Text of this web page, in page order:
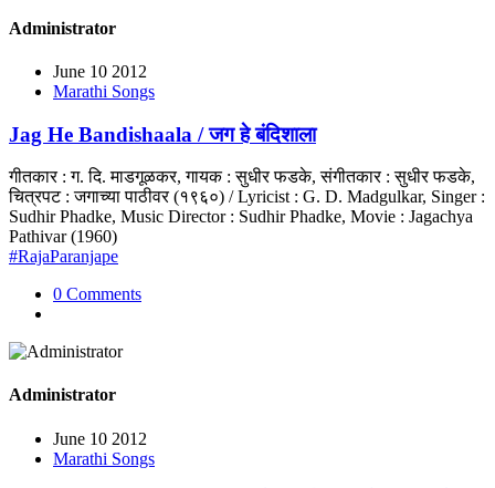
Administrator
June 10 2012
Marathi Songs
Jag He Bandishaala / जग हे बंदिशाला
गीतकार : ग. दि. माडगूळकर, गायक : सुधीर फडके, संगीतकार : सुधीर फडके,
चित्रपट : जगाच्या पाठीवर (१९६०) / Lyricist : G. D. Madgulkar, Singer :
Sudhir Phadke, Music Director : Sudhir Phadke, Movie : Jagachya
Pathivar (1960)
#RajaParanjape
0 Comments
Administrator
June 10 2012
Marathi Songs